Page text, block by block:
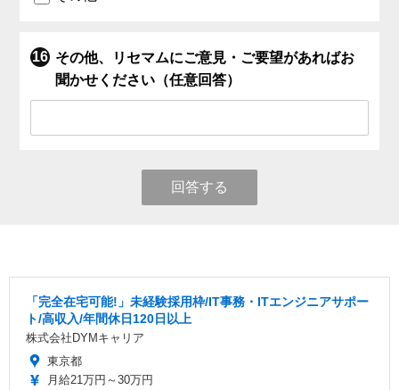
その他、リセマムにご意見・ご要望があればお
聞かせください（任意回答）
回答する
「完全在宅可能!」未経験採用枠/IT事務・ITエンジニアサポー
ト/高収入/年間休日120日以上
株式会社DYMキャリア
東京都
月給21万円～30万円